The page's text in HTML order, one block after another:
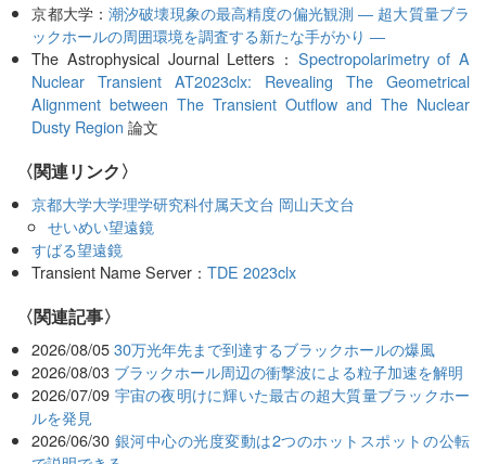
京都大学：潮汐破壊現象の最高精度の偏光観測 ― 超大質量ブラ
ックホールの周囲環境を調査する新たな手がかり ―
The Astrophysical Journal Letters： Spectropolarimetry of A
Nuclear Transient AT2023clx: Revealing The Geometrical
Alignment between The Transient Outflow and The Nuclear
Dusty Region 論文
〈関連リンク〉
京都大学大学理学研究科付属天文台 岡山天文台
せいめい望遠鏡
すばる望遠鏡
Transient Name Server：TDE 2023clx
関連記事
2026/08/05 30万光年先まで到達するブラックホールの爆風
2026/08/03 ブラックホール周辺の衝撃波による粒子加速を解明
2026/07/09 宇宙の夜明けに輝いた最古の超大質量ブラックホー
ルを発見
2026/06/30 銀河中心の光度変動は2つのホットスポットの公転